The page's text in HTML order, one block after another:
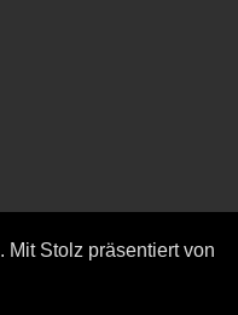
. Mit Stolz präsentiert von